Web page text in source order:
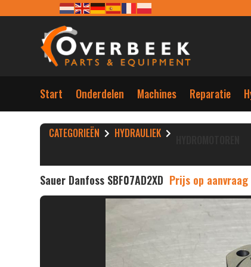
Start Onderdelen Machines Reparatie
CATEGORIEËN HYDRAULIEK
Sauer Danfoss SBF07AD2XD Prijs op aanvraag